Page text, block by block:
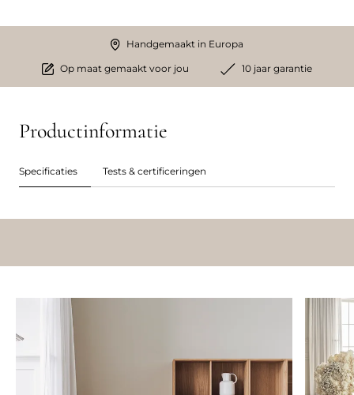
Handgemaakt in Europa
Op maat gemaakt voor jou 10 jaar garantie
Productinformatie
Specificaties Tests & certificeringen